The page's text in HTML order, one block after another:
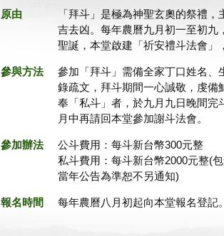
原由
「拜斗」是極為神聖玄奧的祭禮
吉去凶。每年農曆九月初一至初九
聖誕，本堂啟建「祈安禮斗法會」
參與方法
參加「拜斗」需備全家丁口姓名、
錄疏文，拜斗期間一心誠敬，虔
奉「私斗」者，於九月九日晚間完
月中再請回本堂參加謝斗法會。
參加辦法
公斗費用：每斗新台幣300元整
私斗費用：每斗新台幣2000元整(
當年公告為準恕不另通知)
報名時間 每年農曆八月初起向本堂報名登記。